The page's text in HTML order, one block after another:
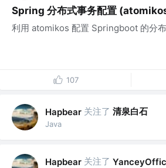
Spring 分布式事务配置
利用 atomikos 配置 Springboot 的分
107
Hapbear 关注了 清泉白石
Java
Hapbear 关注了